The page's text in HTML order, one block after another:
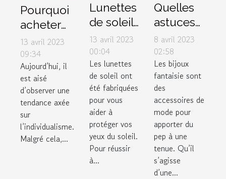
Pourquoi
acheter
des
vêtements
dans une
boutique
de couple
?
13 avril 2023
09:34
Aujourd’hui, il
est aisé
d’observer une
tendance axée
sur
l’individualisme.
Malgré cela,...
Lunettes
de soleil :
3 critères
pour
faire de
bon
choix
13 avril 2023
00:04
Les lunettes
de soleil ont
été fabriquées
pour vous
aider à
protéger vos
yeux du soleil.
Pour réussir
à...
Quelles
astuces
pour un
bon
choix de
bijoux
fantaisie
?
8 avril 2023
02:58
Les bijoux
fantaisie sont
des
accessoires de
mode pour
apporter du
pep à une
tenue. Qu’il
s’agisse
d’une...